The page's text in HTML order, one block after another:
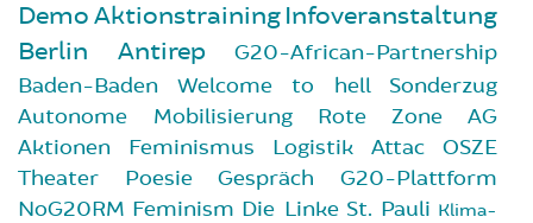
Demo Aktionstraining Infoveranstaltung
Berlin
Antirep
G20-African-Partnership
Baden-Baden
Welcome to hell
Sonderzug
Autonome Mobilisierung
Rote Zone
AG
Aktionen
Feminismus Logistik Attac
OSZE
Theater
Poesie Gespräch
G20-Plattform
NoG20RM Feminism Die Linke St. Pauli Klima-